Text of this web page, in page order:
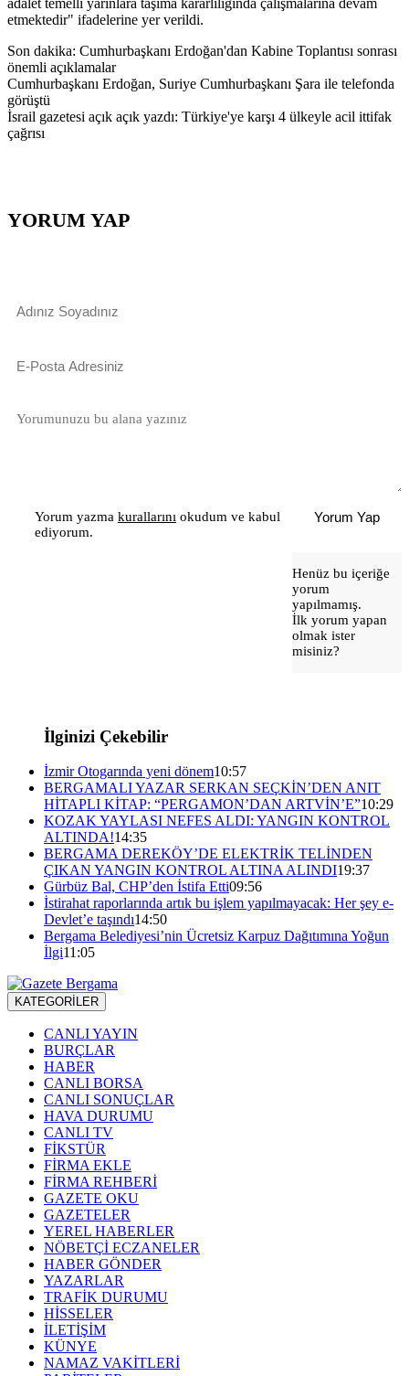
etmektedir" ifadelerine yer verildi.
Son dakika: Cumhurbaşkanı Erdoğan'dan Kabine Toplantısı sonrası
önemli açıklamalar
Cumhurbaşkanı Erdoğan, Suriye Cumhurbaşkanı Şara ile telefonda
görüştü
İsrail gazetesi açık açık yazdı: Türkiye'ye karşı 4 ülkeyle acil ittifak
çağrısı
YORUM YAP
Yorum yazma kurallarını okudum ve kabul
ediyorum.
Yorum Yap
Henüz bu içeriğe
yorum
yapılmamış.
İlk yorum yapan
olmak ister
misiniz?
İlginizi Çekebilir
İzmir Otogarında yeni dönem10:57
BERGAMALI YAZAR SERKAN SEÇKİN’DEN ANIT
HİTAPLI KİTAP: “PERGAMON’DAN ARTVİN’E”10:29
KOZAK YAYLASI NEFES ALDI: YANGIN KONTROL
ALTINDA!14:35
BERGAMA DEREKÖY’DE ELEKTRİK TELİNDEN
ÇIKAN YANGIN KONTROL ALTINA ALINDI19:37
Gürbüz Bal, CHP’den İstifa Etti09:56
İstirahat raporlarında artık bu işlem yapılmayacak: Her şey e-
Devlet’e taşındı14:50
Bergama Belediyesi’nin Ücretsiz Karpuz Dağıtımına Yoğun
İlgi11:05
KATEGORİLER
CANLI YAYIN
BURÇLAR
HABER
CANLI BORSA
CANLI SONUÇLAR
HAVA DURUMU
CANLI TV
FİKSTÜR
FİRMA EKLE
FİRMA REHBERİ
GAZETE OKU
GAZETELER
YEREL HABERLER
NÖBETÇİ ECZANELER
HABER GÖNDER
YAZARLAR
TRAFİK DURUMU
HİSSELER
İLETİŞİM
KÜNYE
NAMAZ VAKİTLERİ